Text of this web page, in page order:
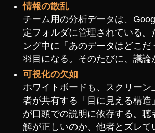
情報の散乱
チーム用の分析データは、
定フォルダに管理されている。
ング中に「あのデータはどこだ
羽目になる。そのたびに、議論
可視化の欠如
ホワイトボードも、スクリーン
者が共有する「目に見える構造
が口頭での説明に依存する。聴
解が正しいのか、他者とズレて